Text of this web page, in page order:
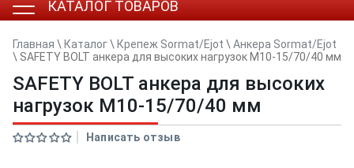
КАТАЛОГ ТОВАРОВ
Главная \ Каталог\ Крепеж Sormat/Ejot \ Анкера Sormat/Ejot
\ SAFETY BOLT анкера для высоких нагрузок M10-15/70/40 мм
SAFETY BOLT анкера для высоких
нагрузок M10-15/70/40 мм
Написать отзыв